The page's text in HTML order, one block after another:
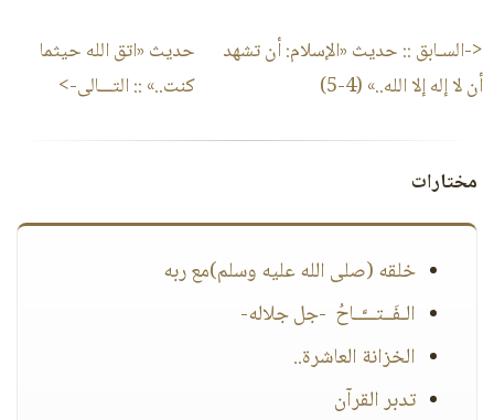
<-السـابق :: حديث «الإسلام: أن تشهد
أن لا إله إلا الله..» (4-5)
حديث «اتق الله حيثما
كنت..» :: التـــالى->
مختارات
خلقه (صلى الله عليه وسلم)مع ربه
الـفَــتـــَّــاحُ -جل جلاله-
الخزانة العاشرة..
تدبر القرآن